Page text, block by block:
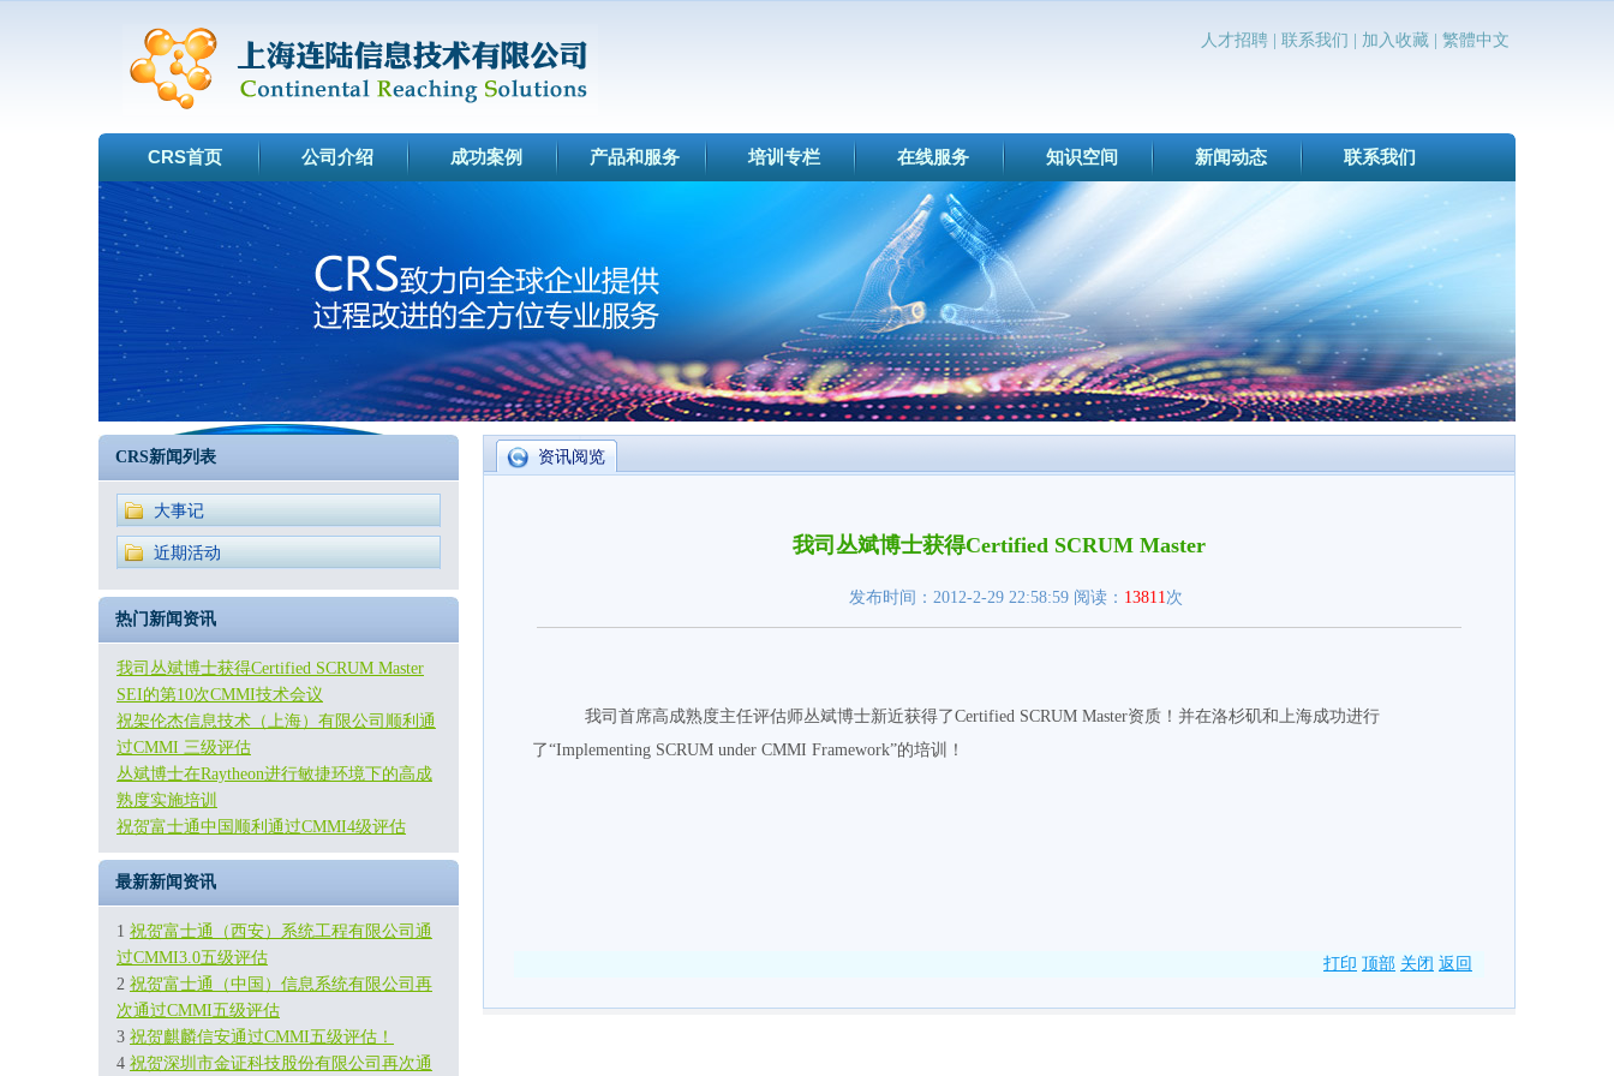
人才招聘 联系我们 加入收藏 繁體中文
CRS首页 公司介绍 成功案例 产品和服务 培训专栏 在线服务 知识空间 新闻动态 联系我们
资讯阅览
我司丛斌博士获得Certified SCRUM Master
发布时间：2012-2-29 22:58:59 阅读： 13811次
我司首席高成熟度主任评估师丛斌博士新近获得了Certified SCRUM Master资质！并在洛杉矶和上海成功进行
了“Implementing SCRUM under CMMI Framework”的培训！
打印 顶部 关闭 返回
CRS新闻列表
大事记
近期活动
热门新闻资讯
我司丛斌博士获得Certified SCRUM Master
SEI的第10次CMMI技术会议
祝架伦杰信息技术（上海）有限公司顺利通
过CMMI 三级评估
丛斌博士在Raytheon进行敏捷环境下的高成
熟度实施培训
祝贺富士通中国顺利通过CMMI4级评估
最新新闻资讯
1 祝贺富士通（西安）系统工程有限公司通
过CMMI3.0五级评估
2 祝贺富士通（中国）信息系统有限公司再
次通过CMMI五级评估
3 祝贺麒麟信安通过CMMI五级评估！
4 祝贺深圳市金证科技股份有限公司再次通